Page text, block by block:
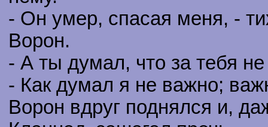
- Он умер, спасая меня, -
Ворон.
- А ты думал, что за тебя
- Как думал я не важно;
Ворон вдруг поднялся и,